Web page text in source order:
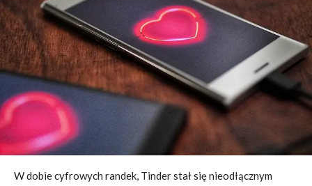
W dobie cyfrowych randek, Tinder stał się nieodłącznym